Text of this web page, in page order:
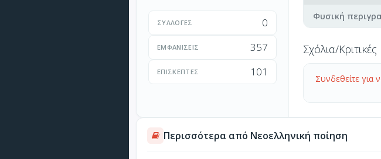
ΣΥΛΛΟΓΈΣ 0
ΕΜΦΑΝΊΣΕΙΣ 357
ΕΠΙΣΚΈΠΤΕΣ 101
Φυσική
Σχόλια/Κριτικές
Συνδεθείτε για
Περισσότερα από Νεοελληνική ποίηση